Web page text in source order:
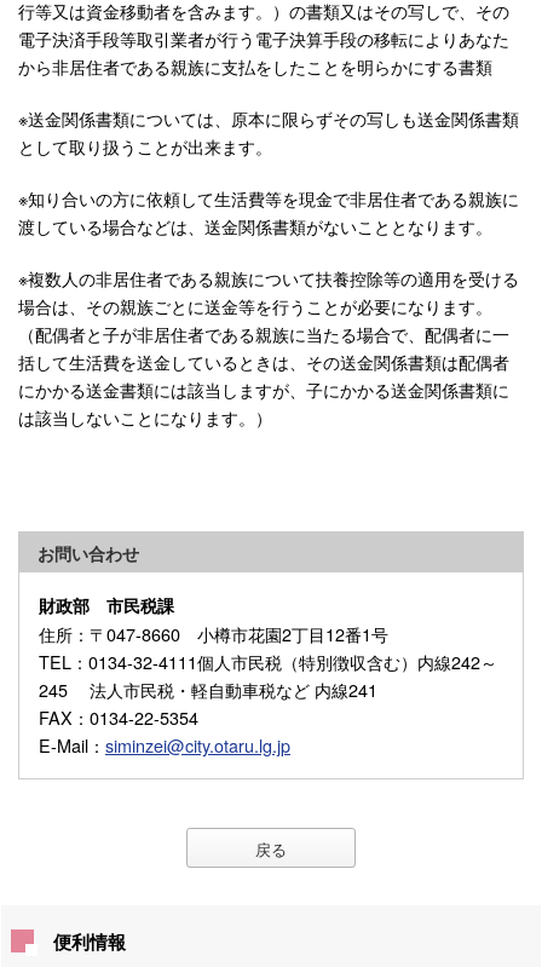
行等又は資金移動者を含みます。）の書類又はその写しで、その
電子決済手段等取引業者が行う電子決算手段の移転によりあなた
から非居住者である親族に支払をしたことを明らかにする書類
※送金関係書類については、原本に限らずその写しも送金関係書類
として取り扱うことが出来ます。
※知り合いの方に依頼して生活費等を現金で非居住者である親族に
渡している場合などは、送金関係書類がないこととなります。
※複数人の非居住者である親族について扶養控除等の適用を受ける
場合は、その親族ごとに送金等を行うことが必要になります。
（配偶者と子が非居住者である親族に当たる場合で、配偶者に一
括して生活費を送金しているときは、その送金関係書類は配偶者
にかかる送金書類には該当しますが、子にかかる送金関係書類に
は該当しないことになります。）
お問い合わせ
財政部 市民税課
住所 ：〒047-8660 小樽市花園2丁目12番1号
TEL ：0134-32-4111個人市民税（特別徴収含む）内線242～
245 法人市民税・軽自動車税など 内線241
FAX ：0134-22-5354
E-Mail ： siminzei@city.otaru.lg.jp
戻る
便利情報